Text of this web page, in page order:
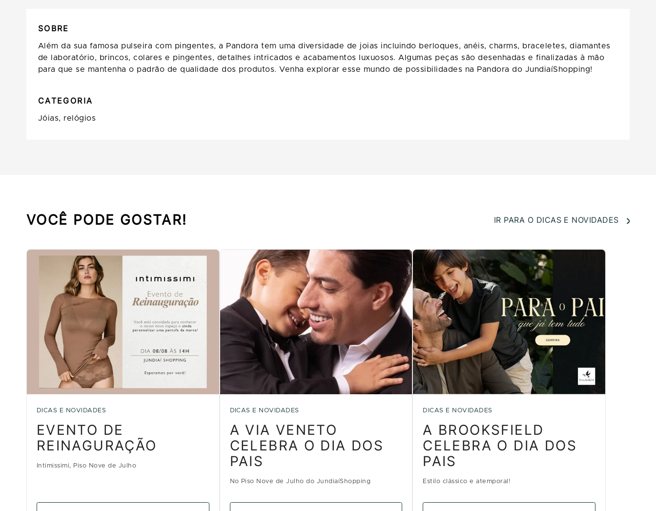
SOBRE
Além da sua famosa pulseira com pingentes, a Pandora tem uma diversidade de joias incluindo berloques, anéis, charms, braceletes, diamantes
de laboratório, brincos, colares e pingentes, detalhes intricados e acabamentos luxuosos. Algumas peças são desenhadas e finalizadas à mão
para que se mantenha o padrão de qualidade dos produtos. Venha explorar esse mundo de possibilidades na Pandora do JundiaíShopping!
CATEGORIA
Jóias, relógios
VOCÊ PODE GOSTAR! IR PARA O DICAS E NOVIDADES
DICAS E NOVIDADES
EVENTO DE
REINAGURAÇÃO
Intimissimi, Piso Nove de Julho
DICAS E NOVIDADES
A VIA VENETO
CELEBRA O DIA DOS
PAIS
No Piso Nove de Julho do JundiaíShopping
DICAS E NOVIDADES
A BROOKSFIELD
CELEBRA O DIA DOS
PAIS
Estilo clássico e atemporal!